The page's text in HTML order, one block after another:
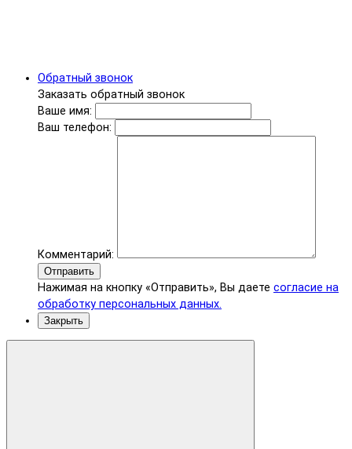
Обратный звонок
Заказать обратный звонок
Ваше имя:
Ваш телефон:
Комментарий:
Отправить
Нажимая на кнопку «Отправить», Вы даете согласие на
обработку персональных данных.
Закрыть